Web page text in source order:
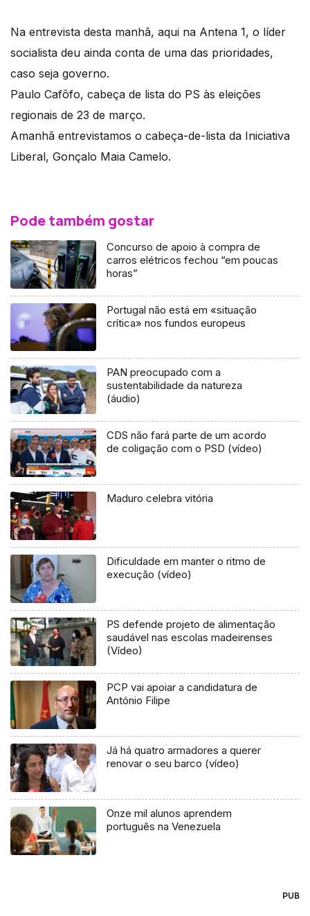
Na entrevista desta manhã, aqui na Antena 1, o líder
socialista deu ainda conta de uma das prioridades,
caso seja governo.
Paulo Cafôfo, cabeça de lista do PS às eleições
regionais de 23 de março.
Amanhã entrevistamos o cabeça-de-lista da Iniciativa
Liberal, Gonçalo Maia Camelo.
Pode também gostar
Concurso de apoio à compra de
carros elétricos fechou “em poucas
horas”
Portugal não está em «situação
crítica» nos fundos europeus
PAN preocupado com a
sustentabilidade da natureza
(áudio)
CDS não fará parte de um acordo
de coligação com o PSD (vídeo)
Maduro celebra vitória
Dificuldade em manter o ritmo de
execução (vídeo)
PS defende projeto de alimentação
saudável nas escolas madeirenses
(Vídeo)
PCP vai apoiar a candidatura de
António Filipe
Já há quatro armadores a querer
renovar o seu barco (vídeo)
Onze mil alunos aprendem
português na Venezuela
PUB